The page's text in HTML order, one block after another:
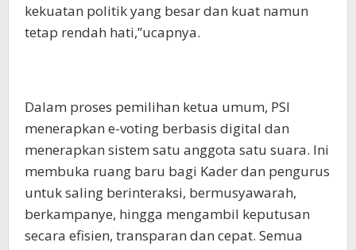
kekuatan politik yang besar dan kuat namun
tetap rendah hati,”ucapnya.
Dalam proses pemilihan ketua umum, PSI
menerapkan e-voting berbasis digital dan
menerapkan sistem satu anggota satu suara. Ini
membuka ruang baru bagi Kader dan pengurus
untuk saling berinteraksi, bermusyawarah,
berkampanye, hingga mengambil keputusan
secara efisien, transparan dan cepat. Semua